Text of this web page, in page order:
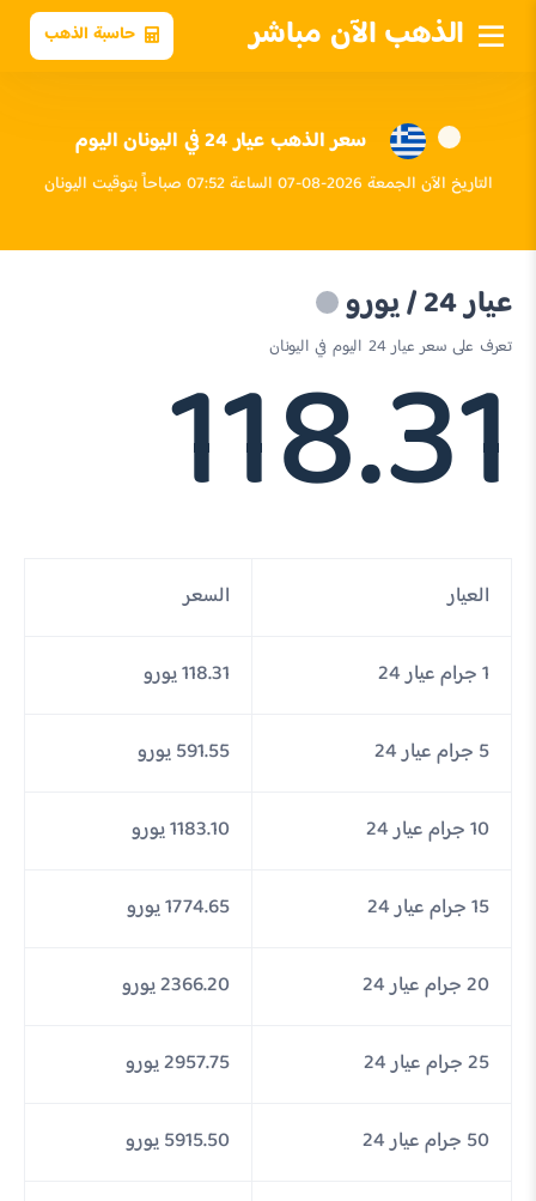
الذهب الآن مباشر حاسبة الذهب
سعر الذهب عيار 24 في اليونان اليوم
التاريخ الآن الجمعة 2026-08-07 الساعة 07:52 صباحاً بتوقيت اليونان
عيار 24 / يورو
تعرف على سعر عيار 24 اليوم في اليونان
118.31
العيار السعر
1 جرام عيار 24 118.31 يورو
5 جرام عيار 24 591.55 يورو
10 جرام عيار 24 1183.10 يورو
15 جرام عيار 24 1774.65 يورو
20 جرام عيار 24 2366.20 يورو
25 جرام عيار 24 2957.75 يورو
50 جرام عيار 24 5915.50 يورو